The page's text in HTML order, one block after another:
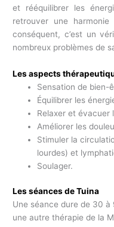
et rééquilibrer les
retrouver une
conséquent, c’est un
nombreux problèmes de
Les aspects
Sensation de bien-
Équilibrer les
Relaxer et évacuer
Améliorer les
Stimuler la
lourdes) et
Soulager.
Les séances de Tuina
Une séance dure de 30
une autre thérapie de la